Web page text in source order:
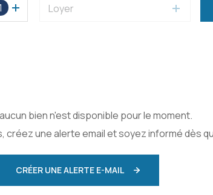
Loyer
bien n'est disponible pour le moment.
une alerte email et soyez informé dès
CRÉER UNE ALERTE E-MAIL